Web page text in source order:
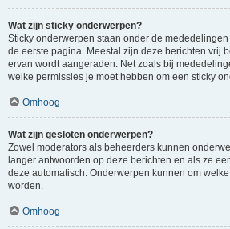
Wat zijn sticky onderwerpen?
Sticky onderwerpen staan onder de
de eerste pagina. Meestal zijn deze berichten vrij
ervan wordt aangeraden. Net zoals bij
welke permissies je moet hebben om een sticky
Omhoog
Wat zijn gesloten onderwerpen?
Zowel moderators als beheerders kunnen
langer antwoorden op deze berichten en als ze
deze automatisch. Onderwerpen kunnen om
worden.
Omhoog